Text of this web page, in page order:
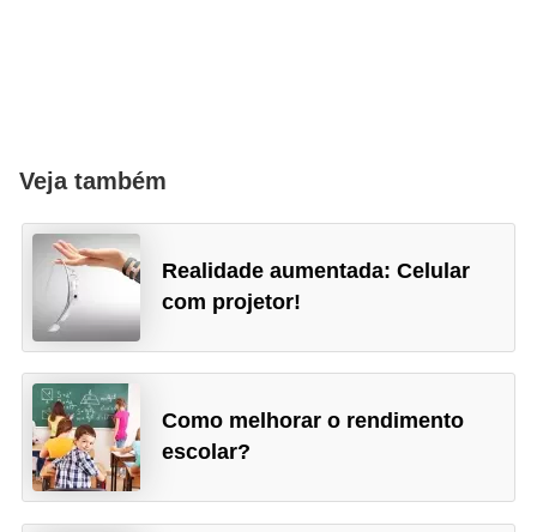
Veja também
Realidade aumentada: Celular
com projetor!
Como melhorar o rendimento
escolar?
e
o
r
a
n
i
z
a
ç